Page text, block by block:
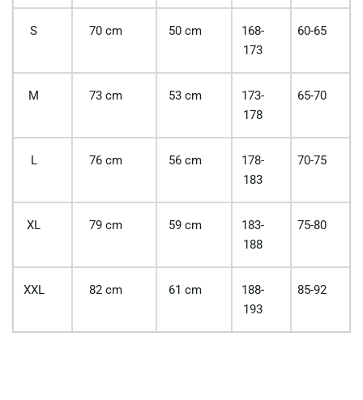
S 70 cm 50 cm
168-
173
60-65
M 73 cm 53 cm
173-
178
65-70
L 76 cm 56 cm
178-
183
70-75
XL 79 cm 59 cm
183-
188
75-80
XXL 82 cm 61 cm
188-
193
85-92